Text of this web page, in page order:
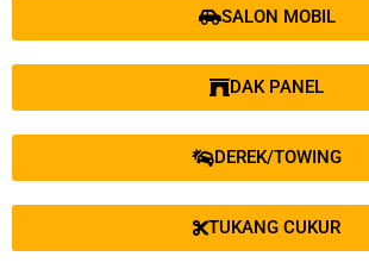
SALON MOBIL
DAK PANEL
DEREK/TOWING
TUKANG CUKUR